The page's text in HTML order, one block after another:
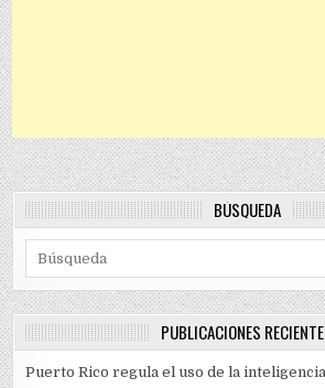
BÚSQUEDA
PUBLICACIONES
Puerto Rico regula el uso de la